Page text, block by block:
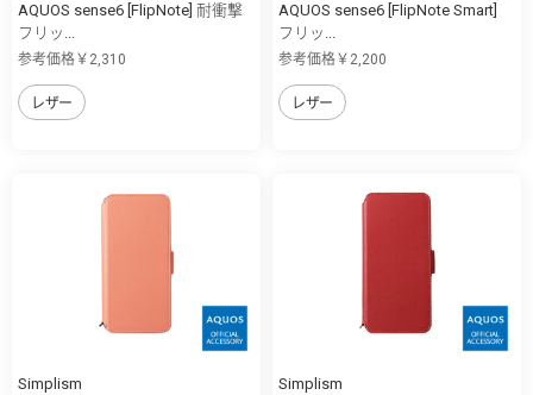
AQUOS sense6 [FlipNote] 耐衝撃
フリッ...
参考価格￥2,310
レザー
AQUOS sense6 [FlipNote Smart]
フリッ...
参考価格￥2,200
レザー
Simplism
Simplism